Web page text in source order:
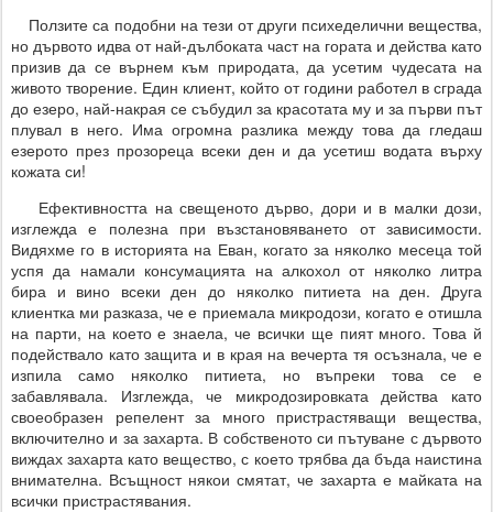
Ползите са подобни на тези от други психеделични вещества,
но дървото идва от най-дълбоката част на гората и действа като
призив да се върнем към природата, да усетим чудесата на
живото творение. Един клиент, който от години работел в сграда
до езеро, най-накрая се събудил за красотата му и за първи път
плувал в него. Има огромна разлика между това да гледаш
езерото през прозореца всеки ден и да усетиш водата върху
кожата си!
Ефективността на свещеното дърво, дори и в малки дози,
изглежда е полезна при възстановяването от зависимости.
Видяхме го в историята на Еван, когато за няколко месеца той
успя да намали консумацията на алкохол от няколко литра
бира и вино всеки ден до няколко питиета на ден. Друга
клиентка ми разказа, че е приемала микродози, когато е отишла
на парти, на което е знаела, че всички ще пият много. Това й
подействало като защита и в края на вечерта тя осъзнала, че е
изпила само няколко питиета, но въпреки това се е
забавлявала. Изглежда, че микродозировката действа като
своеобразен репелент за много пристрастяващи вещества,
включително и за захарта. В собственото си пътуване с дървото
виждах захарта като вещество, с което трябва да бъда наистина
внимателна. Всъщност някои смятат, че захарта е майката на
всички пристрастявания.